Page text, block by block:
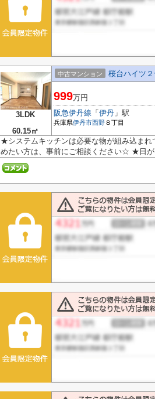
3LDK
60.15㎡
中古マンション 桜台ハイツ
999万円
阪急伊丹線 「 伊丹 」駅
兵庫県伊丹市西野８丁目
★システムキッチンは必要な物が組み込ま
めたい方は、事前にご相談ください☆ ★日